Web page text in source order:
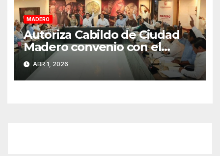
MADERO
Autoriza Cabildo de Ciudad
Madero convenio con el
Estado para fortalecer el
cobro del impuesto predial
ABR 1, 2026